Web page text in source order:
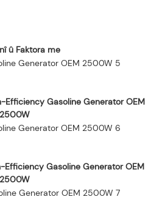
û Faktora me
Gasoline Generator OEM
2500W
Gasoline Generator OEM
2500W